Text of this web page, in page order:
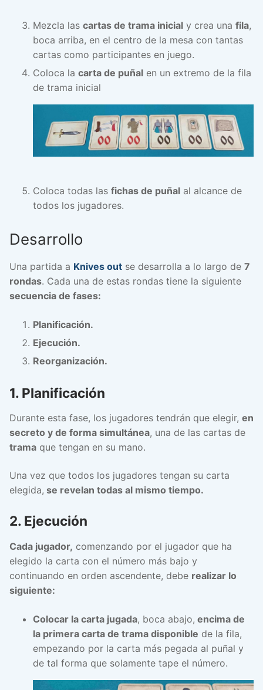
Mezcla las cartas de trama inicial y crea una fila,
boca arriba, en el centro de la mesa con tantas
cartas como participantes en juego.
Coloca la carta de puñal en un extremo de la fila
de trama inicial
Coloca todas las fichas de puñal al alcance de
todos los jugadores.
Desarrollo
Una partida a Knives out se desarrolla a lo largo de 7
rondas. Cada una de estas rondas tiene la siguiente
secuencia de fases:
Planificación.
Ejecución.
Reorganización.
1. Planificación
Durante esta fase, los jugadores tendrán que elegir, en
secreto y de forma simultánea, una de las cartas de
trama que tengan en su mano.
Una vez que todos los jugadores tengan su carta
elegida, se revelan todas al mismo tiempo.
2. Ejecución
Cada jugador, comenzando por el jugador que ha
elegido la carta con el número más bajo y
continuando en orden ascendente, debe realizar lo
siguiente:
Colocar la carta jugada, boca abajo, encima de
la primera carta de trama disponible de la fila,
empezando por la carta más pegada al puñal y
de tal forma que solamente tape el número.